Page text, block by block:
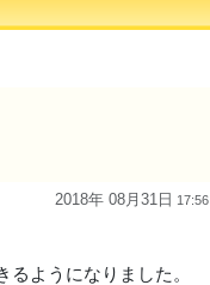
2018年 08月31日 17:56
ようになりました。